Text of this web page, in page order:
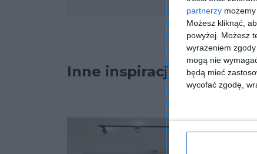
partnerzy
Możesz kliknąć,
powyżej. Możesz
wyrażeniem
mogą nie
będą mieć
wycofać zgodę,
Inne inspiracje